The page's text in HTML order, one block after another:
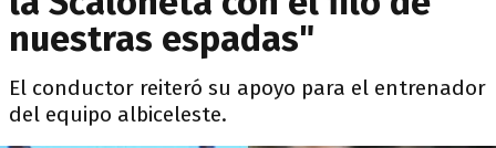
nuestras espadas"
El conductor reiteró su apoyo para el entrenador
del equipo albiceleste.